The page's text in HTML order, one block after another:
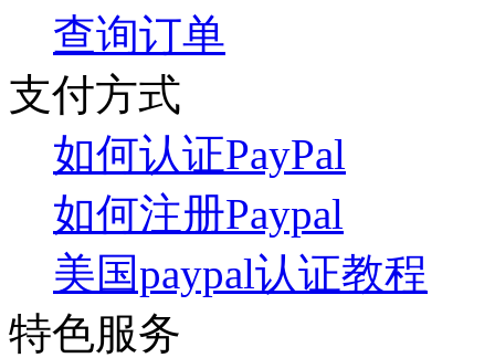
查询订单
支付方式
如何认证PayPal
如何注册Paypal
美国paypal认证教程
特色服务